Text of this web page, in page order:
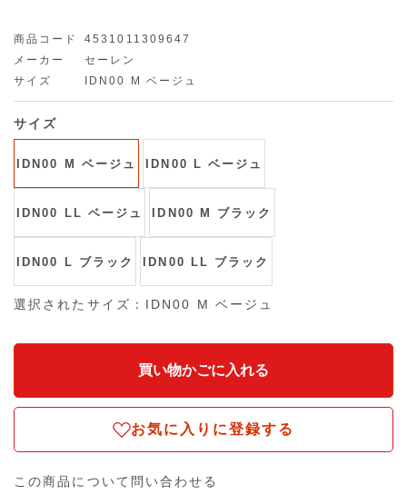
商品コード
4531011309647
メーカー
セーレン
サイズ
IDN00 M ベージュ
サイズ
IDN00 M ベージュ IDN00 L ベージュ
IDN00 LL ベージュ IDN00 M ブラック
IDN00 L ブラック IDN00 LL ブラック
選択されたサイズ：IDN00 M ベージュ
お気に入りに登録する
この商品について問い合わせる